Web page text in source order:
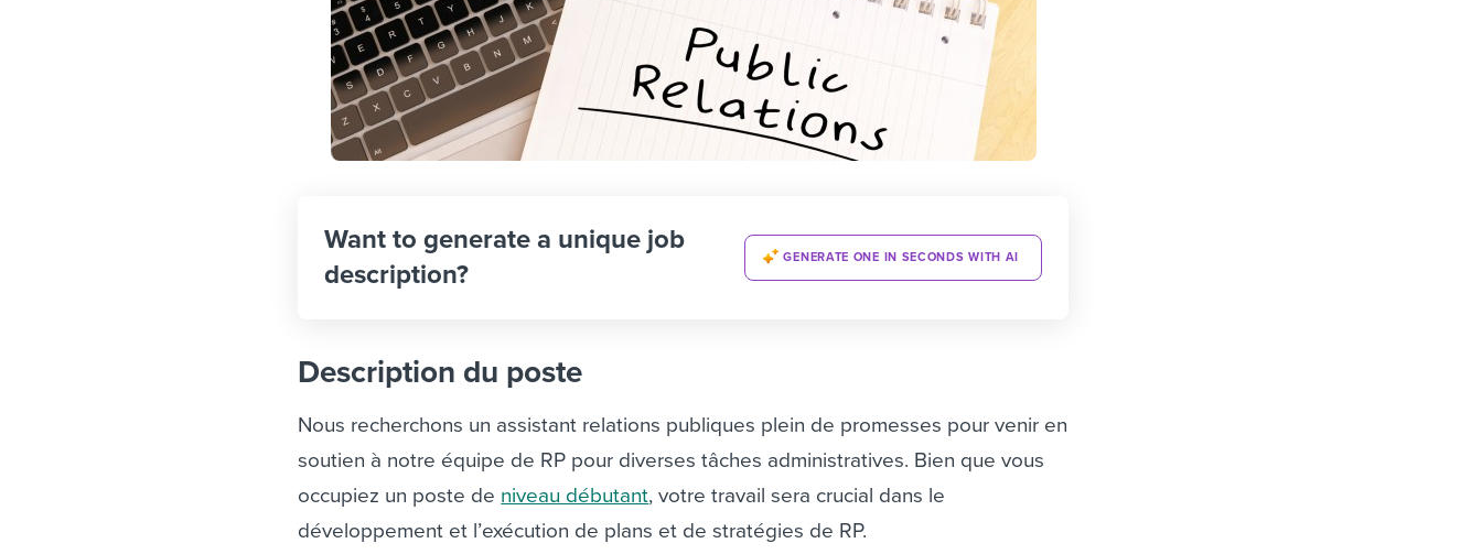
Want to generate a unique job
description?
GENERATE ONE IN SECONDS WITH AI
Description du poste
Nous recherchons un assistant relations publiques plein de promesses pour venir en
soutien à notre équipe de RP pour diverses tâches administratives. Bien que vous
occupiez un poste de niveau débutant, votre travail sera crucial dans le
développement et l’exécution de plans et de stratégies de RP.